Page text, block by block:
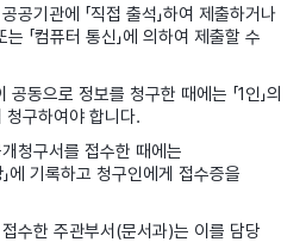
공기관에 「직접 출석」하여 제출하거나
는 「컴퓨터 통신」에 의하여 제출할 수
공동으로 정보를 청구한 때에는 「1인」의
청구하여야 합니다.
청구서를 접수한 때에는
」에 기록하고 청구인에게 접수증을
수한 주관부서(문서과)는 이를 담당